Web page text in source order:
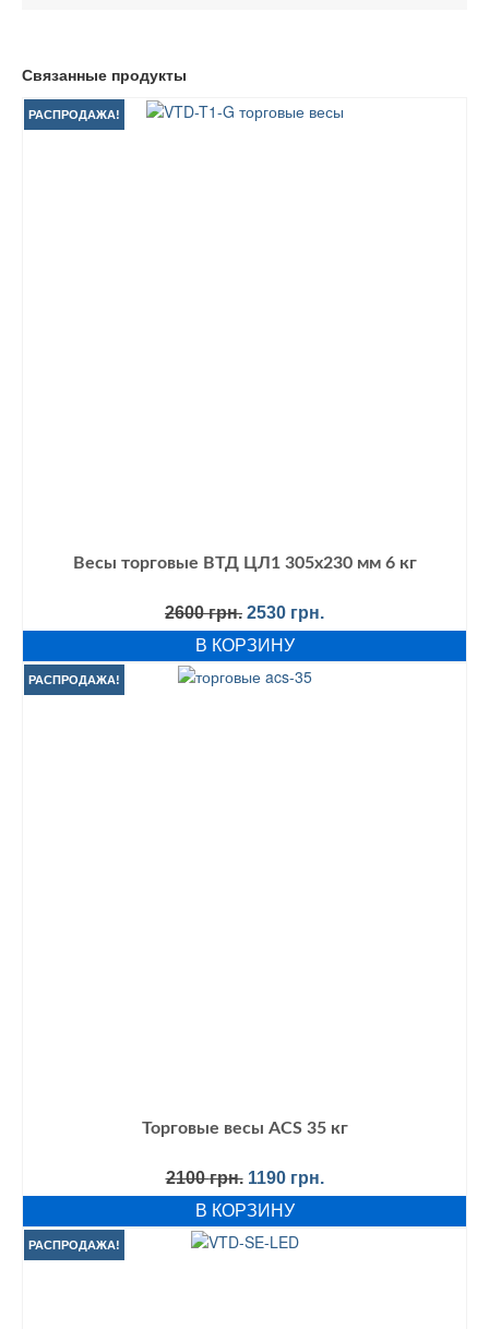
Связанные продукты
РАСПРОДАЖА!
Весы торговые ВТД ЦЛ1 305х230 мм 6 кг
2600грн. Первоначальная
цена
составляла
2600 грн..
2530 грн.
цена:
В КОРЗИНУ
РАСПРОДАЖА!
Торговые весы ACS 35 кг
2100грн. Первоначальная
цена
составляла
2100 грн..
1190 грн.
цена:
В КОРЗИНУ
РАСПРОДАЖА!